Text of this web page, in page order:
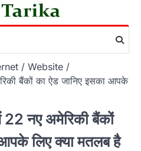
Website
बैंकों का ऐड जानिए इसका आपके
नए अमेरिकी बैंकों
लिए क्या मतलब है